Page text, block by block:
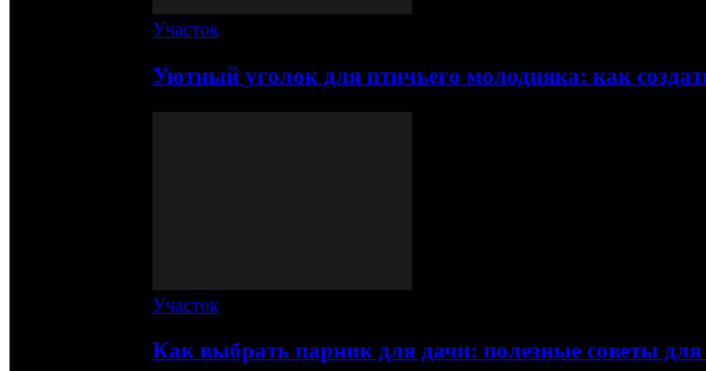
Участок
Уютный уголок для птичьего молодняка: как
Участок
Как выбрать парник для дачи: полезные советы